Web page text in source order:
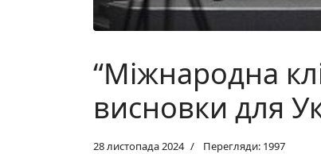
“Міжнародна
висновки для
28 листопада 2024 Перегляди: 1997